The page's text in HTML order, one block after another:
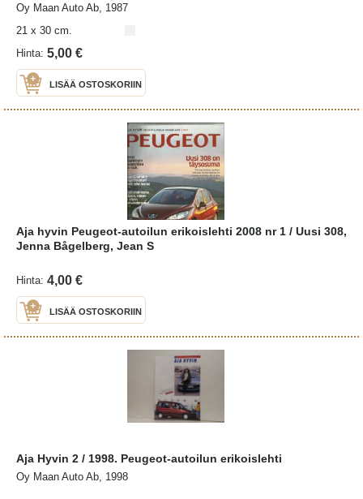
Oy Maan Auto Ab, 1987
21 x 30 cm.
Hinta: 5,00 €
LISÄÄ OSTOSKORIIN
Aja hyvin Peugeot-autoilun erikoislehti 2008 nr 1 / Uusi 308,
Jenna Bågelberg, Jean S
Hinta: 4,00 €
LISÄÄ OSTOSKORIIN
Aja Hyvin 2 / 1998. Peugeot-autoilun erikoislehti
Oy Maan Auto Ab, 1998